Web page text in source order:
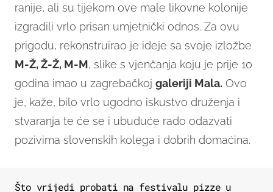
ranije, ali su tijekom ove male likovne kolonije
izgradili vrlo prisan umjetnički odnos. Za ovu
prigodu, rekonstruirao je ideje sa svoje izložbe
M-Ž, Ž-Ž, M-M, slike s vjenčanja koju je prije 10
godina imao u zagrebačkoj galeriji Mala. Ovo
je, kaže, bilo vrlo ugodno iskustvo druženja i
stvaranja te će se i ubuduće rado odazvati
pozivima slovenskih kolega i dobrih domaćina.
Što vrijedi probati na festivalu pizze u